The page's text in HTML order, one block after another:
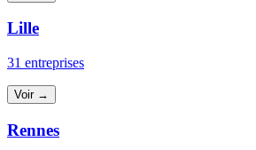
Lille
31 entreprises
Voir →
Rennes